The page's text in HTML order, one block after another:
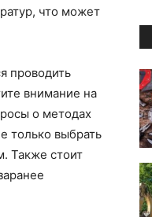
что может
проводить
внимание на
о методах
только выбрать
Также стоит